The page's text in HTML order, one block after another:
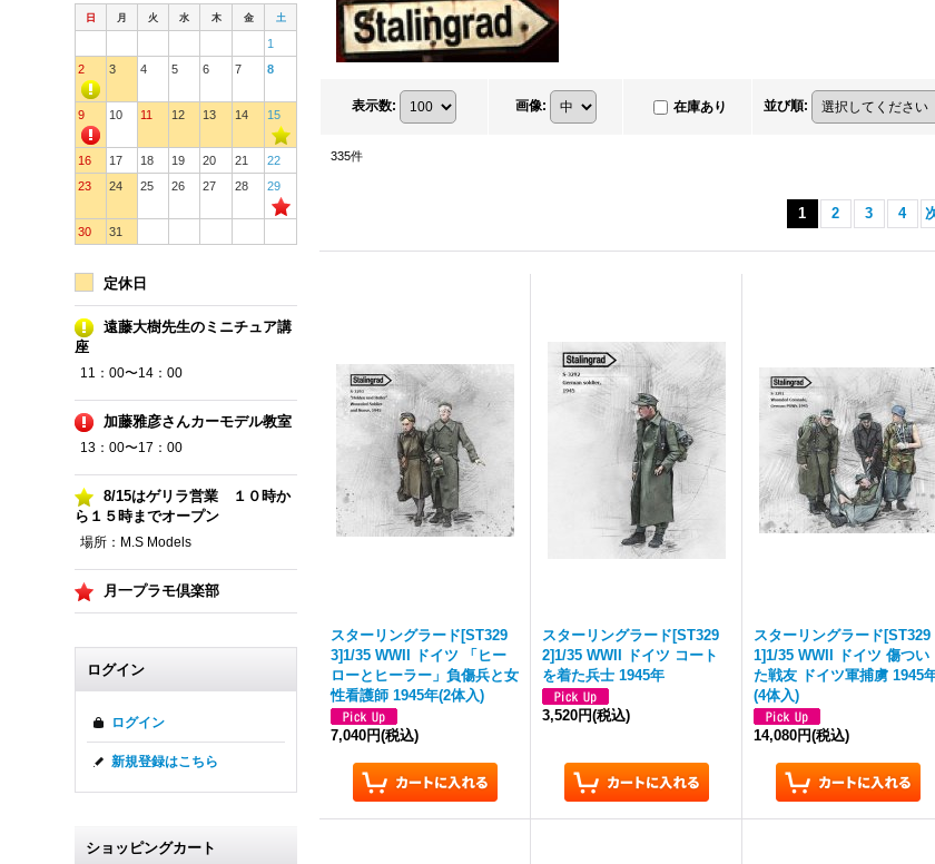
日 月 火 水 木 金 土
1
2
3 4 5 6 7 8
9 10 11 12 13 14 15
16 17 18 19 20 21
22
23
24 25 26 27 28 29
30 31
定休日
遠藤大樹先生のミニチュア講
座
11：00〜14：00
加藤雅彦さんカーモデル教室
13：00〜17：00
8/15はゲリラ営業 １０時か
ら１５時までオープン
場所：M.S Models
月一プラモ倶楽部
ログイン
ログイン
新規登録はこちら
ショッピングカート
表示数: 画像: 在庫あり 並び順:
335件
1 2 3 4
スターリングラード[ST329
3]1/35 WWII ドイツ 「ヒー
ローとヒーラー」負傷兵と女
性看護師 1945年(2体入)
7,040円(税込)
スターリングラード[ST329
2]1/35 WWII ドイツ コート
を着た兵士 1945年
3,520円(税込)
スターリングラード[ST329
1]1/35 WWII ドイツ 傷つい
た戦友 ドイツ軍捕虜 1945
(4体入)
14,080円(税込)